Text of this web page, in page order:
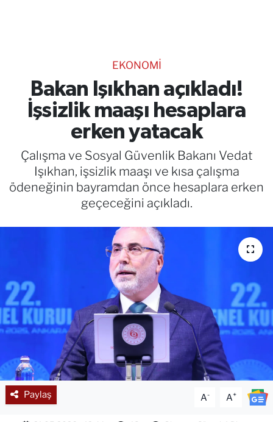
EKONOMİ
Bakan Işıkhan açıkladı!
İşsizlik maaşı hesaplara
erken yatacak
Çalışma ve Sosyal Güvenlik Bakanı Vedat
Işıkhan, işsizlik maaşı ve kısa çalışma
ödeneğinin bayramdan önce hesaplara erken
geçeceğini açıkladı.
Paylaş A- A+
RESMİ İLANLAR
Gencsesfm Canlı Dinle